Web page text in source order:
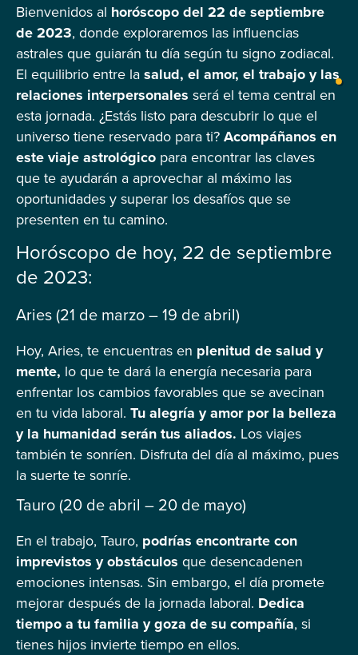
¿Estás listo para descubrir lo que el universo tiene
reservado para ti? Acompáñanos […]
Bienvenidos al horóscopo del 22 de septiembre
de 2023, donde exploraremos las influencias
astrales que guiarán tu día según tu signo zodiacal.
El equilibrio entre la salud, el amor, el trabajo y las
relaciones interpersonales será el tema central en
esta jornada. ¿Estás listo para descubrir lo que el
universo tiene reservado para ti? Acompáñanos en
este viaje astrológico para encontrar las claves
que te ayudarán a aprovechar al máximo las
oportunidades y superar los desafíos que se
presenten en tu camino.
Horóscopo de hoy, 22 de septiembre
de 2023:
Aries (21 de marzo – 19 de abril)
Hoy, Aries, te encuentras en plenitud de salud y
mente, lo que te dará la energía necesaria para
enfrentar los cambios favorables que se avecinan
en tu vida laboral. Tu alegría y amor por la belleza
y la humanidad serán tus aliados. Los viajes
también te sonríen. Disfruta del día al máximo, pues
la suerte te sonríe.
Tauro (20 de abril – 20 de mayo)
En el trabajo, Tauro, podrías encontrarte con
imprevistos y obstáculos que desencadenen
emociones intensas. Sin embargo, el día promete
mejorar después de la jornada laboral. Dedica
tiempo a tu familia y goza de su compañía, si
tienes hijos invierte tiempo en ellos.